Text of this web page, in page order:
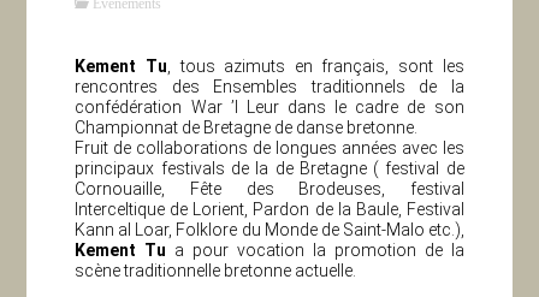
Kement Tu , tous azimuts en français, sont les
rencontres des Ensembles traditionnels de la
confédération War ’l Leur dans le cadre de son
Championnat de Bretagne de danse bretonne.
Fruit de collaborations de longues années avec les
principaux festivals de la de Bretagne ( festival de
Cornouaille, Fête des Brodeuses, festival
Interceltique de Lorient, Pardon de la Baule, Festival
Kann al Loar, Folklore du Monde de Saint-Malo etc.),
Kement Tu a pour vocation la promotion de la
scène traditionnelle bretonne actuelle.